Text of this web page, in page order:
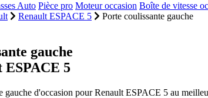
Auto Pièce pro Moteur occasion Boîte de vitesse
Renault ESPACE 5
Porte coulissante gauche
gauche
5
gauche d'occasion pour Renault ESPACE 5 au